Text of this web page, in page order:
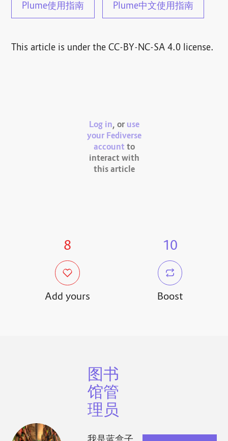
Plume使用指南 Plume中文使用指南
This article is under the CC-BY-NC-SA 4.0 license.
Log in, or use
your Fediverse
account to
interact with
this article
8
Add yours
10
Boost
图书
馆管
理员